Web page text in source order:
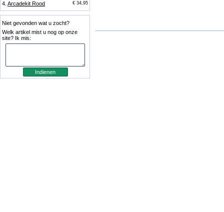
4. Arcadekit Rood € 34,95
Niet gevonden wat u zocht?
Welk artikel mist u nog op onze
site? Ik mis: